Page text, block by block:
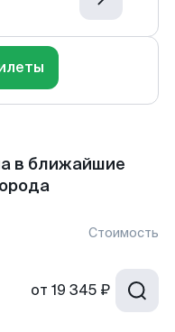
в ближайшие
Стоимость
от 19 345 ₽